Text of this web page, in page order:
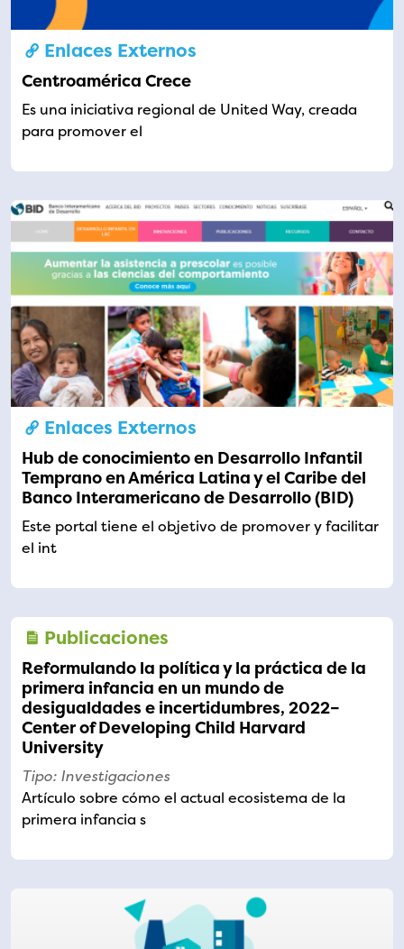
Enlaces Externos
Centroamérica Crece
Es una iniciativa regional de United Way, creada
para promover el
Enlaces Externos
Hub de conocimiento en Desarrollo Infantil
Temprano en América Latina y el Caribe del
Banco Interamericano de Desarrollo (BID)
Este portal tiene el objetivo de promover y facilitar
el int
Publicaciones
Reformulando la política y la práctica de la
primera infancia en un mundo de
desigualdades e incertidumbres, 2022–
Center of Developing Child Harvard
University
Tipo: Investigaciones
Artículo sobre cómo el actual ecosistema de la
primera infancia s